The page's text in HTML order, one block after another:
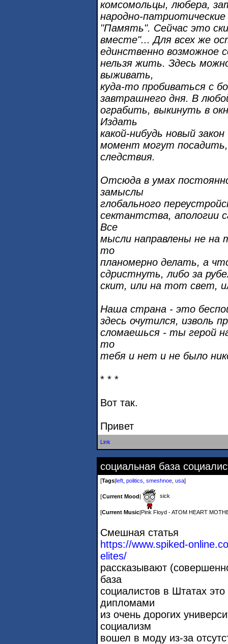
комсомольцы, любера,
народно-
"Память". Сейчас это
вместе"... Для всех же
единственно возможное
нельзя жить. Здесь
выживать,
куда-то пробиваться с
завтрашнего дня. В
ограбить, выкинуть в
Издать
какой-нибудь новый
момент могут посадить,
следствия.
Отсюда в умах
замыслы
глобального
сектантства, апологии
Все
мысли направлены не
то
планомерно делать, а
сдристнуть, либо за
скит, или на тот свет,
Наша страна - это
здесь очутился, изволь
сломаешься - ты герой
то
тебя и нет и не было
* * *
Вот так.
Привет
Link
социальная база
[Tags|left politics smeshnoe usa]
[Current Mood| sick
[Current Music|Pink Floyd - ATOM HEART
Смешная статья
https://www.spiked-
elites/
рассказывают
база
социалистов в Штатах
дипломами
из очень дорогих
социализм
вошел в моду из-за